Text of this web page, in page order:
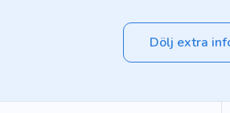
Dölj extra